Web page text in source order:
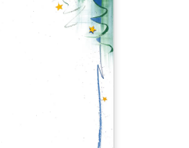
Merkzettel hinzufügen